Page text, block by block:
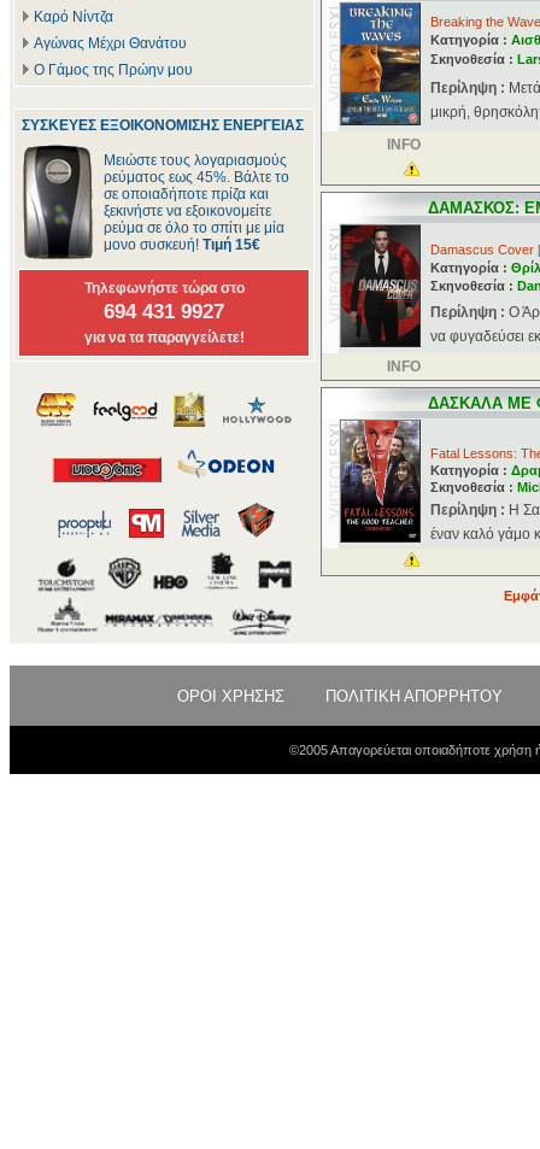
Καρό Νίντζα
Αγώνας Μέχρι Θανάτου
Ο Γάμος της Πρώην μου
ΣΥΣΚΕΥΕΣ ΕΞΟΙΚΟΝΟΜΙΣΗΣ ΕΝΕΡΓΕΙΑΣ
Μειώστε τους λογαριασμούς
ρεύματος εως 45%. Βάλτε το
σε οποιαδήποτε πρίζα και
ξεκινήστε να εξοικονομείτε
ρεύμα σε όλο το σπίτι με μία
μονο συσκευή! Τιμή 15€
Τηλεφωνήστε τώρα στο
694 431 9927
για να τα παραγγείλετε!
Breaking the
Κατηγορία :
Σκηνοθεσία :
Περίληψη :
μικρή,
INFO
ΔΑΜΑΣΚΟΣ:
Damascus Cover [
Κατηγορία :
Σκηνοθεσία :
Περίληψη : Ο
να φυγαδεύσει
INFO
ΔΑΣΚΑΛΑ ΜΕ
Fatal Lessons:
Κατηγορία :
Σκηνοθεσία :
Περίληψη : Η
έναν καλό γάμο
ΟΡΟΙ ΧΡΗΣΗΣ ΠΟΛΙΤΙΚΗ ΑΠΟΡΡΗΤΟΥ
©2005 Απαγορεύεται οποιαδήποτε χρήση